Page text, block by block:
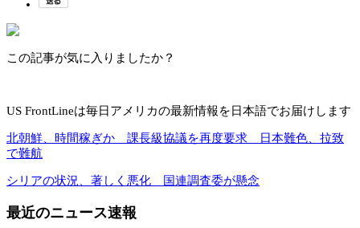
この記事が気に入りましたか？
US FrontLineは毎日アメリカの最新情報を日本語でお届けします
北朝鮮、時間稼ぎか 課長級協議を再度要求 日本難色、拉致
で難航
シリアの状況、著しく悪化 国連調査委が懸念
最近のニュース速報